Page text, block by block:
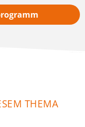
THEMA